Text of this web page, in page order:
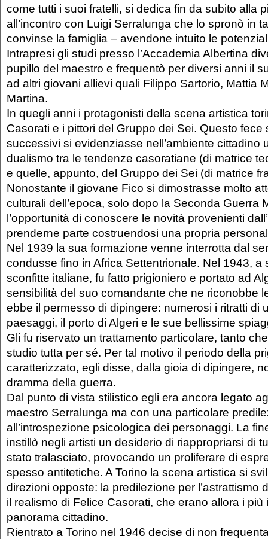
come tutti i suoi fratelli, si dedica fin da subito alla
all’incontro con Luigi Serralunga che lo spronò in
convinse la famiglia – avendone intuito le
Intrapresi gli studi presso l’Accademia Albertina
pupillo del maestro e frequentò per diversi anni il
ad altri giovani allievi quali Filippo Sartorio, Mattia
Martina.
In quegli anni i protagonisti della scena artistica
Casorati e i pittori del Gruppo dei Sei. Questo fece
successivi si evidenziasse nell’ambiente cittadino
dualismo tra le tendenze casoratiane (di matrice
e quelle, appunto, del Gruppo dei Sei (di matrice
Nonostante il giovane Fico si dimostrasse molto
culturali dell’epoca, solo dopo la Seconda Guerra
l’opportunità di conoscere le novità provenienti
prenderne parte costruendosi una propria
Nel 1939 la sua formazione venne interrotta dal
condusse fino in Africa Settentrionale. Nel 1943, a
sconfitte italiane, fu fatto prigioniero e portato ad
sensibilità del suo comandante che ne riconobbe
ebbe il permesso di dipingere: numerosi i ritratti di
paesaggi, il porto di Algeri e le sue bellissime
Gli fu riservato un trattamento particolare, tanto
studio tutta per sé. Per tal motivo il periodo della
caratterizzato, egli disse, dalla gioia di dipingere,
dramma della guerra.
Dal punto di vista stilistico egli era ancora legato
maestro Serralunga ma con una particolare
all’introspezione psicologica dei personaggi. La
instillò negli artisti un desiderio di riappropriarsi di
stato tralasciato, provocando un proliferare di
spesso antitetiche. A Torino la scena artistica si
direzioni opposte: la predilezione per l’astrattismo
il realismo di Felice Casorati, che erano allora i più
panorama cittadino.
Rientrato a Torino nel 1946 decise di non